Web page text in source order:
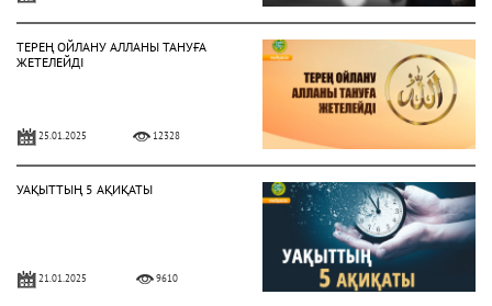
ТЕРЕҢ ОЙЛАНУ АЛЛАНЫ ТАНУҒА
ЖЕТЕЛЕЙДІ
25.01.2025 12328
УАҚЫТТЫҢ 5 АҚИҚАТЫ
21.01.2025 9610